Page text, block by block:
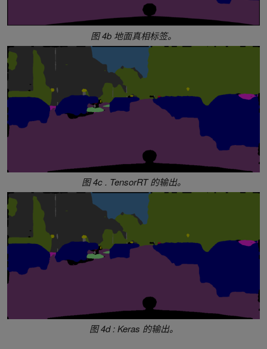
图 4b 地面真相标签。
图 4c . TensorRT 的输出。
图 4d : Keras 的输出。